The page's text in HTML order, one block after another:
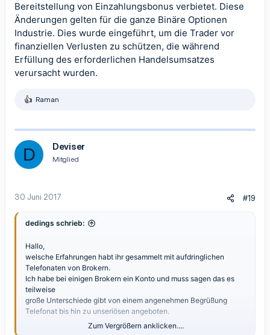
Bereitstellung von Einzahlungsbonus verbietet. Diese
Änderungen gelten für die ganze Binäre Optionen
Industrie. Dies wurde eingeführt, um die Trader vor
finanziellen Verlusten zu schützen, die während
Erfüllung des erforderlichen Handelsumsatzes
verursacht wurden.
R
k
t
i
o
n
:
Raman
D Deviser
Mitglied
30 Juni 2017 #19
dedings schrieb:
Hallo,
welsche Erfahrungen habt ihr gesammelt mit aufdringlichen
Telefonaten von Brokern.
Ich habe bei einigen Brokern ein Konto und muss sagen das es
teilweise
große Unterschiede gibt von einem angenehmen Begrüßung
Telefonat bis hin zu unseriösen angeboten.
Bsp. Ich nenne jetzt nicht den Namen des Brokers
Zum Vergrößern anklicken....